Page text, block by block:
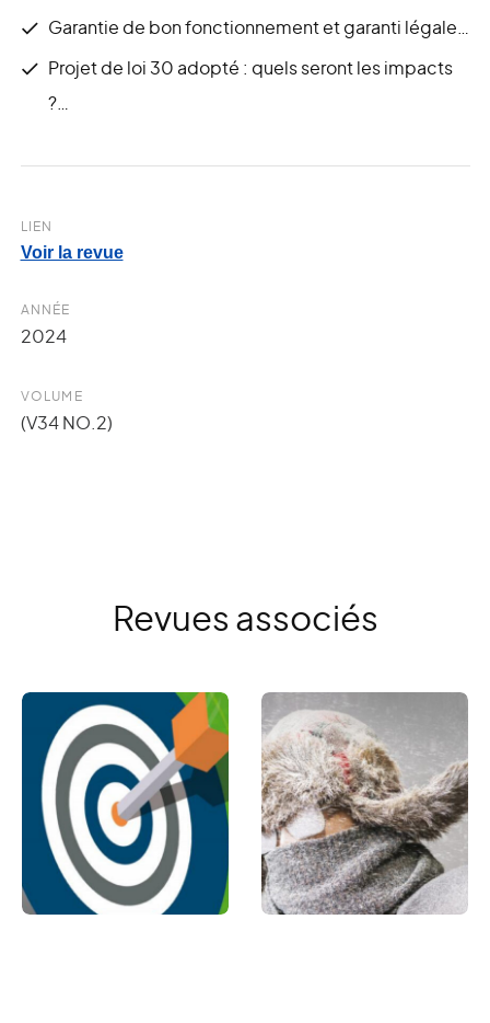
Garantie de bon fonctionnement et garanti légale…
Projet de loi 30 adopté : quels seront les impacts
?…
LIEN
Voir la revue
ANNÉE
2024
VOLUME
(V34 NO.2)
Revues associés
2018 AUTOMNE 2018 HIVER